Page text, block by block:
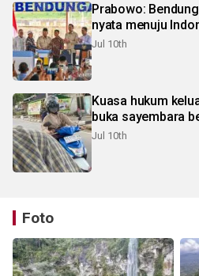
Prabowo:
nyata menuju
Jul 10th
Kuasa hukum
buka sayembara
Jul 10th
Foto